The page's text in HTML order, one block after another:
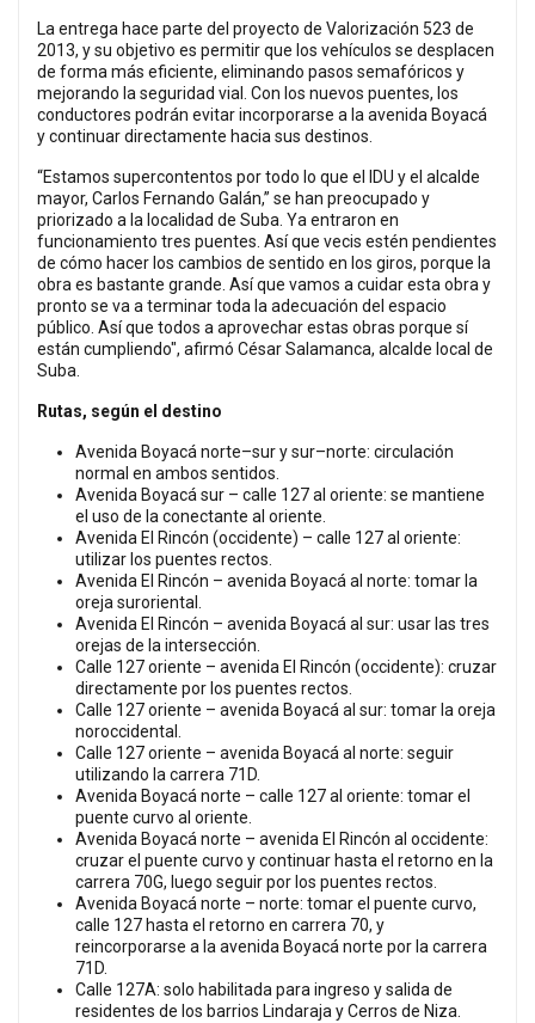
La entrega hace parte del proyecto de Valorización 523 de
2013, y su objetivo es permitir que los vehículos se desplacen
de forma más eficiente, eliminando pasos semafóricos y
mejorando la seguridad vial. Con los nuevos puentes, los
conductores podrán evitar incorporarse a la avenida Boyacá
y continuar directamente hacia sus destinos.
“Estamos supercontentos por todo lo que el IDU y el alcalde
mayor, Carlos Fernando Galán,” se han preocupado y
priorizado a la localidad de Suba. Ya entraron en
funcionamiento tres puentes. Así que vecis estén pendientes
de cómo hacer los cambios de sentido en los giros, porque la
obra es bastante grande. Así que vamos a cuidar esta obra y
pronto se va a terminar toda la adecuación del espacio
público. Así que todos a aprovechar estas obras porque sí
están cumpliendo", afirmó César Salamanca, alcalde local de
Suba.
Rutas, según el destino
Avenida Boyacá norte–sur y sur–norte: circulación
normal en ambos sentidos.
Avenida Boyacá sur – calle 127 al oriente: se mantiene
el uso de la conectante al oriente.
Avenida El Rincón (occidente) – calle 127 al oriente:
utilizar los puentes rectos.
Avenida El Rincón – avenida Boyacá al norte: tomar la
oreja suroriental.
Avenida El Rincón – avenida Boyacá al sur: usar las tres
orejas de la intersección.
Calle 127 oriente – avenida El Rincón (occidente): cruzar
directamente por los puentes rectos.
Calle 127 oriente – avenida Boyacá al sur: tomar la oreja
noroccidental.
Calle 127 oriente – avenida Boyacá al norte: seguir
utilizando la carrera 71D.
Avenida Boyacá norte – calle 127 al oriente: tomar el
puente curvo al oriente.
Avenida Boyacá norte – avenida El Rincón al occidente:
cruzar el puente curvo y continuar hasta el retorno en la
carrera 70G, luego seguir por los puentes rectos.
Avenida Boyacá norte – norte: tomar el puente curvo,
calle 127 hasta el retorno en carrera 70, y
reincorporarse a la avenida Boyacá norte por la carrera
71D.
Calle 127A: solo habilitada para ingreso y salida de
residentes de los barrios Lindaraja y Cerros de Niza.